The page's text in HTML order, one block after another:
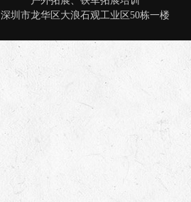
深圳市龙华区大浪石观工业区50栋一楼